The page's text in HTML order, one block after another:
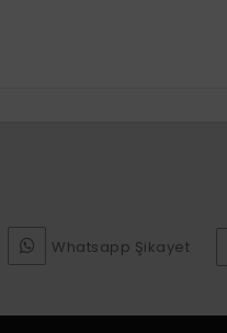
Whatsapp Şikayet